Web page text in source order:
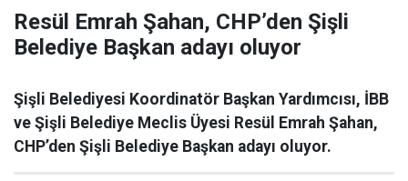
Resül Emrah Şahan, CHP’den Şişli
Belediye Başkan adayı oluyor
Şişli Belediyesi Koordinatör Başkan Yardımcısı, İBB
ve Şişli Belediye Meclis Üyesi Resül Emrah Şahan,
CHP’den Şişli Belediye Başkan adayı oluyor.